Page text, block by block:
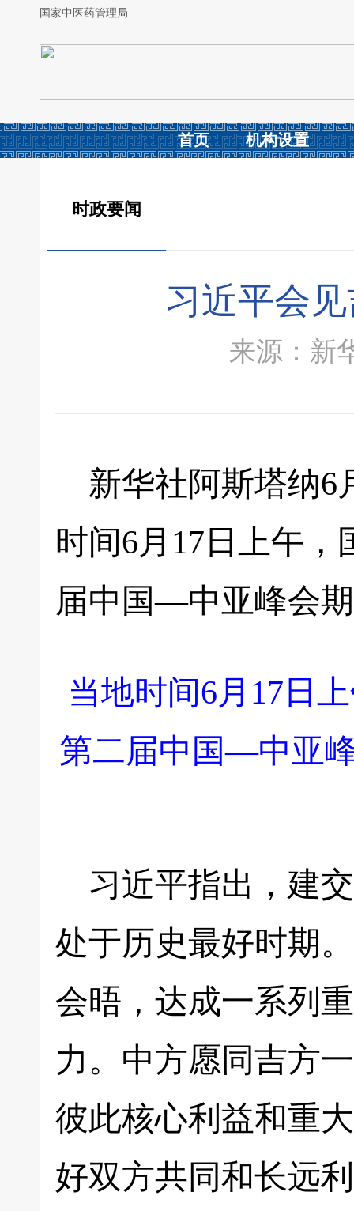
国家中医药管理局
首页 机构设置
时政要闻
习近平会
来源：新
新华社阿斯塔纳6
时间6月17日上午
届中国—中亚峰会
当地时间6月17日
第二届中国—中亚
习近平指出，建
处于历史最好时期
会晤，达成一系列
力。中方愿同吉方
彼此核心利益和重
好双方共同和长远